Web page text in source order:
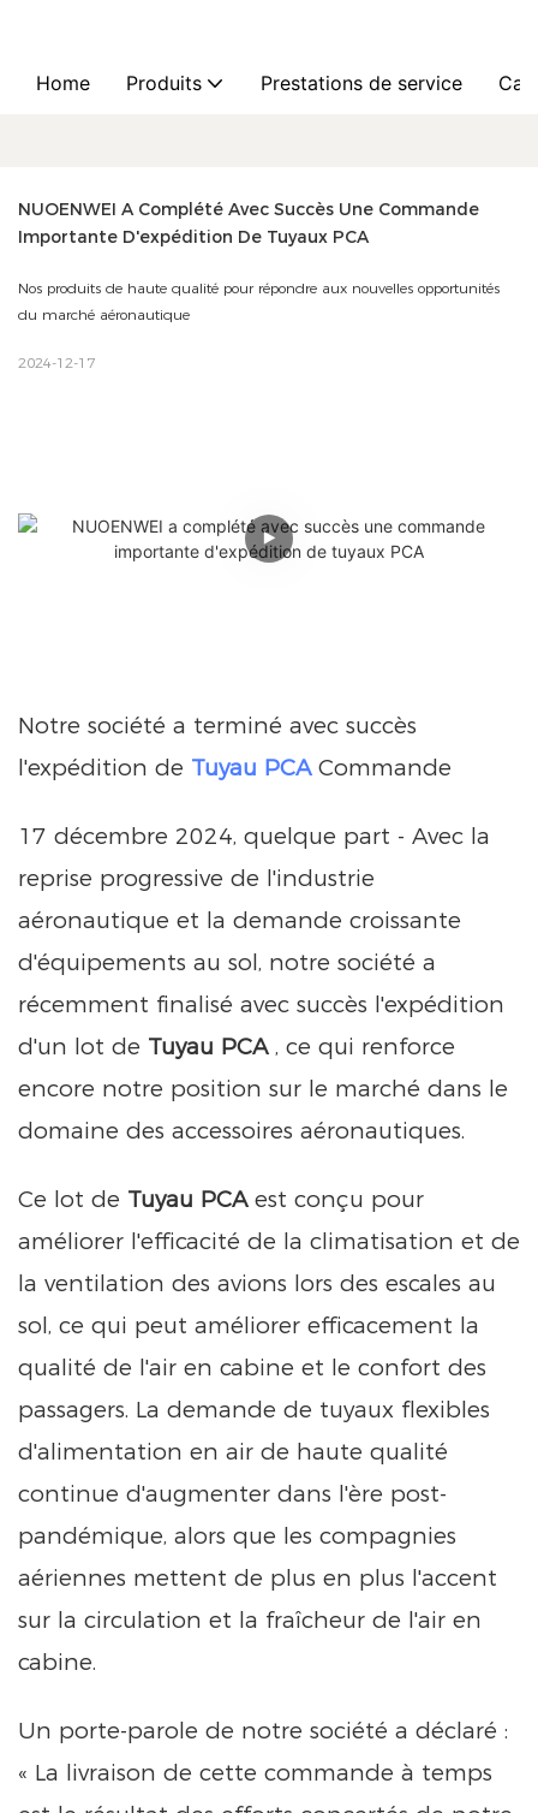
Home Produits Prestations de service Cas
NUOENWEI A Complété Avec Succès Une Commande
Importante D'expédition De Tuyaux PCA
Nos produits de haute qualité pour répondre aux nouvelles opportunités
du marché aéronautique
2024-12-17
Notre société a terminé avec succès
l'expédition de Tuyau PCA Commande
17 décembre 2024, quelque part - Avec la
reprise progressive de l'industrie
aéronautique et la demande croissante
d'équipements au sol, notre société a
récemment finalisé avec succès l'expédition
d'un lot de Tuyau PCA , ce qui renforce
encore notre position sur le marché dans le
domaine des accessoires aéronautiques.
Ce lot de Tuyau PCA est conçu pour
améliorer l'efficacité de la climatisation et de
la ventilation des avions lors des escales au
sol, ce qui peut améliorer efficacement la
qualité de l'air en cabine et le confort des
passagers. La demande de tuyaux flexibles
d'alimentation en air de haute qualité
continue d'augmenter dans l'ère post-
pandémique, alors que les compagnies
aériennes mettent de plus en plus l'accent
sur la circulation et la fraîcheur de l'air en
cabine.
Un porte-parole de notre société a déclaré :
« La livraison de cette commande à temps